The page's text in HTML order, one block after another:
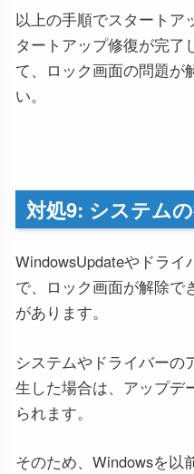
以上の手順でスタートア
タートアップ修復が完了
て、ロック画面の問題が
い。
対処9: システム
WindowsUpdateやドラ
で、ロック画面が解除で
があります。
システムやドライバーの
生した場合は、アップデ
られます。
そのため、Windowsを以